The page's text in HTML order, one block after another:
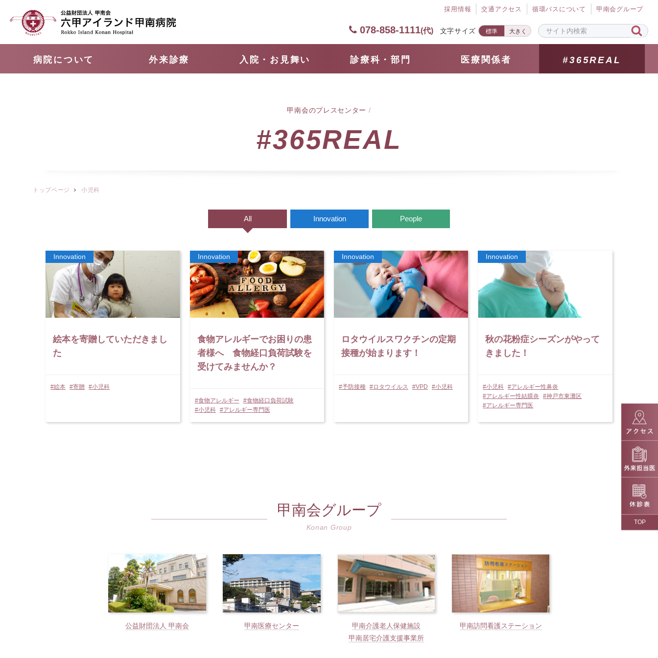
採⽤情報 交通アクセス 循環バスについて 甲南会グループ
078-858-1111(代) 文字サイズ 標準 大きく
病院について 外来診療 ⼊院・お見舞い 診療科・部門 医療関係者 #365REAL
TOP
甲南会のプレスセンター /
#365REAL
トップページ 小児科
All Innovation People
絵本を寄贈していただきまし
た
#絵本 #寄贈 #小児科
食物アレルギーでお困りの患
者様へ 食物経口負荷試験を
受けてみませんか？
#食物アレルギー
#食物経口負荷試験
#小児科
#アレルギー専門医
ロタウイルスワクチンの定期
接種が始まります！
#予防接種 #ロタウイルス #VPD #小児科
秋の花粉症シーズンがやって
きました！
#小児科 #アレルギー性鼻炎
#アレルギー性結膜炎
#神戸市東灘区
#アレルギー専門医
甲南会グループ
Konan Group
公益財団法人 甲南会 甲南医療センター
甲南介護老人保健施設
甲南居宅介護支援事業所
甲南訪問看護ステーション